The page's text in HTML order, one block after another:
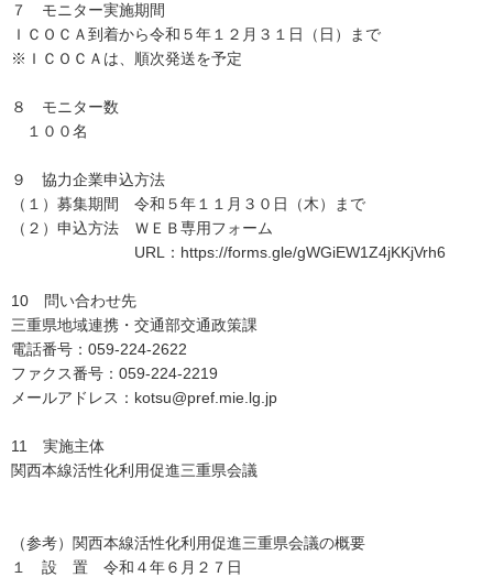
７ モニター実施期間
ＩＣＯＣＡ到着から令和５年１２月３１日（日）まで
※ＩＣＯＣＡは、順次発送を予定
８ モニター数
１００名
９ 協力企業申込方法
（１）募集期間 令和５年１１月３０日（木）まで
（２）申込方法 ＷＥＢ専用フォーム
URL：https://forms.gle/gWGiEW1Z4jKKjVrh6
10 問い合わせ先
三重県地域連携・交通部交通政策課
電話番号：059-224-2622
ファクス番号：059-224-2219
メールアドレス：kotsu@pref.mie.lg.jp
11 実施主体
関西本線活性化利用促進三重県会議
（参考）関西本線活性化利用促進三重県会議の概要
１ 設 置 令和４年６月２７日